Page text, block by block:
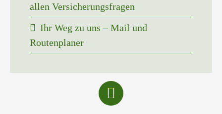
allen Versicherungsfragen
Ihr Weg zu uns – Mail und
Routenplaner